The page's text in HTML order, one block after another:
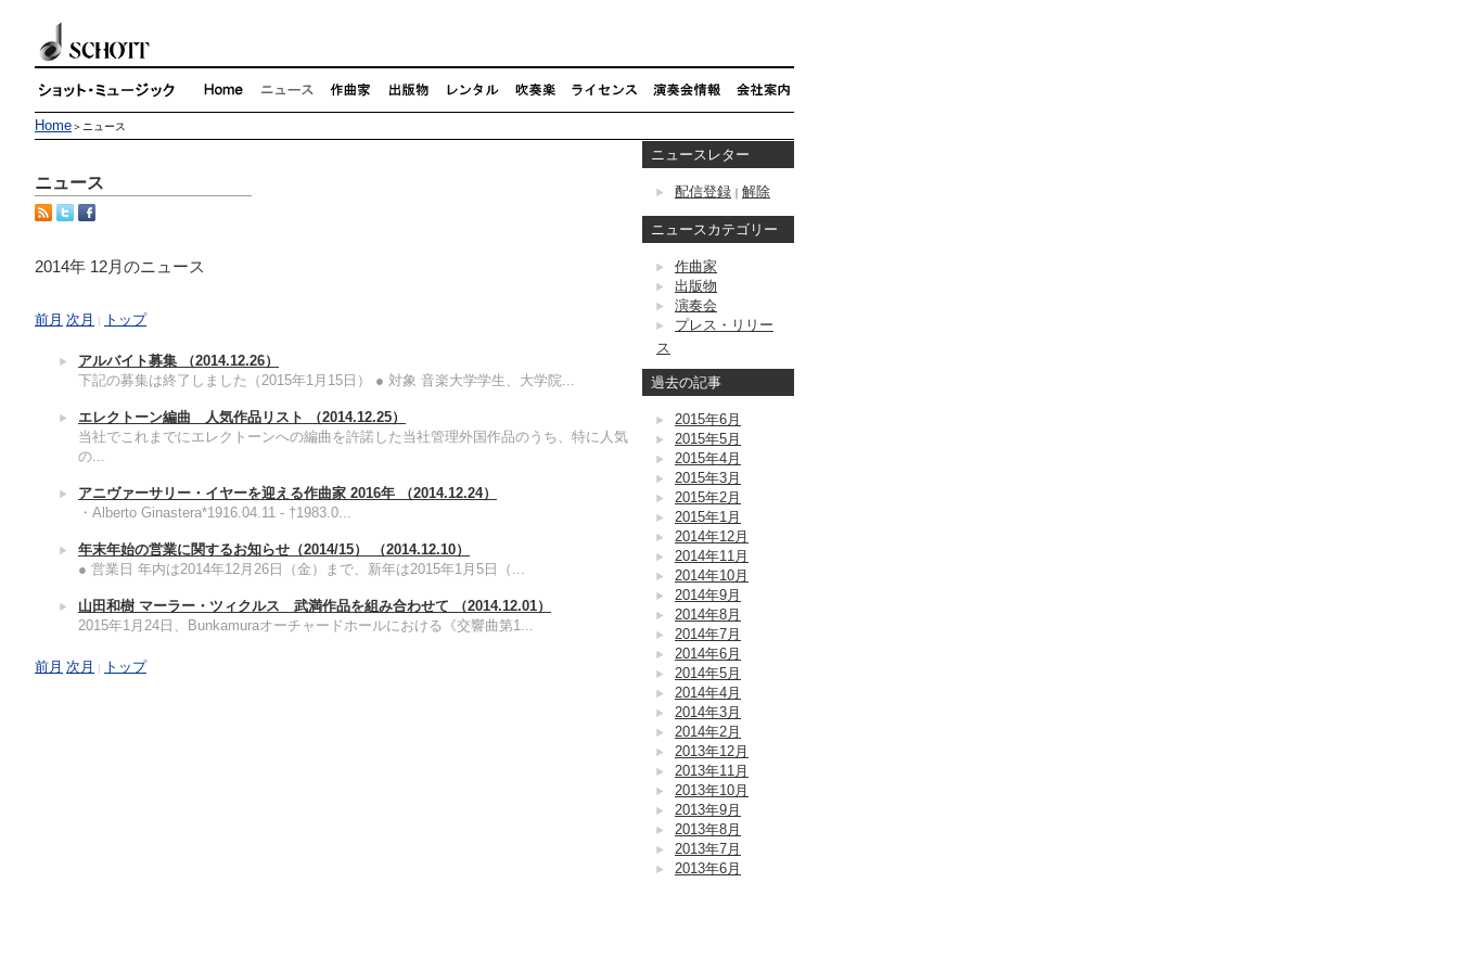
Home＞ニュース
ニュース
2014年 12月のニュース
前月 次月 | トップ
アルバイト募集
（2014.12.26）
下記の募集は終了しました（2015年1月15日） ● 対象 音楽大学学生、大学院...
エレクトーン編曲 人気作品リスト
（2014.12.25）
当社でこれまでにエレクトーンへの編曲を許諾した当社管理外国作品のうち、特に人気
の...
アニヴァーサリー・イヤーを迎える作曲家 2016年
（2014.12.24）
・Alberto Ginastera*1916.04.11 - †1983.0...
年末年始の営業に関するお知らせ（2014/15）
（2014.12.10）
● 営業日 年内は2014年12月26日（金）まで、新年は2015年1月5日（...
山田和樹 マーラー・ツィクルス 武満作品を組み合わせて
（2014.12.01）
2015年1月24日、Bunkamuraオーチャードホールにおける《交響曲第1...
前月 次月 | トップ
ニュースレター
配信登録 ｜ 解除
ニュースカテゴリー
作曲家
出版物
演奏会
プレス・リリー
ス
過去の記事
2015年6月
2015年5月
2015年4月
2015年3月
2015年2月
2015年1月
2014年12月
2014年11月
2014年10月
2014年9月
2014年8月
2014年7月
2014年6月
2014年5月
2014年4月
2014年3月
2014年2月
2013年12月
2013年11月
2013年10月
2013年9月
2013年8月
2013年7月
2013年6月